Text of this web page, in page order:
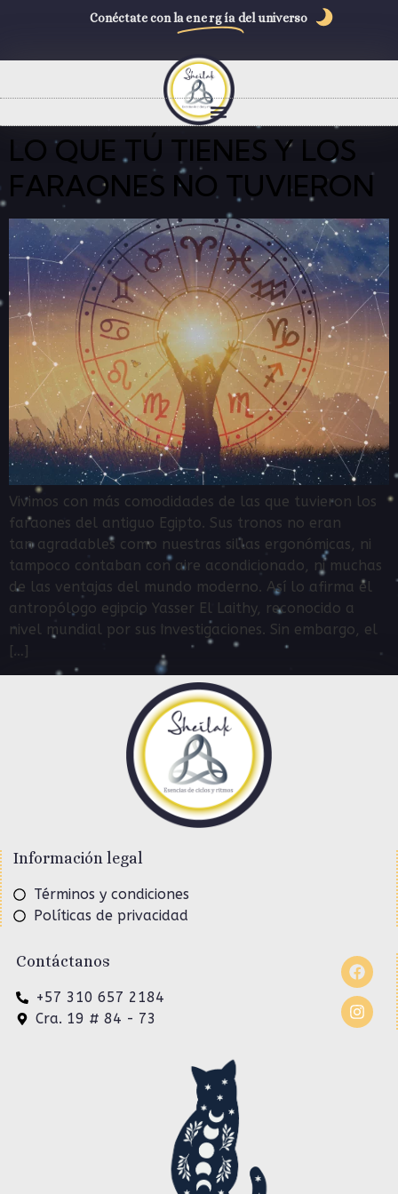
Conéctate con la energía del universo
LO QUE TÚ TIENES Y LOS
FARAONES NO TUVIERON
Vivimos con más comodidades de las que tuvieron los
faraones del antiguo Egipto. Sus tronos no eran
tan agradables como nuestras sillas ergonómicas, ni
tampoco contaban con aire acondicionado, ni muchas
de las ventajas del mundo moderno. Así lo afirma el
antropólogo egipcio Yasser El Laithy, reconocido a
nivel mundial por sus investigaciones. Sin embargo, el
[…]
Información legal
Términos y condiciones
Políticas de privacidad
Contáctanos
+57 310 657 2184
Cra. 19 # 84 - 73